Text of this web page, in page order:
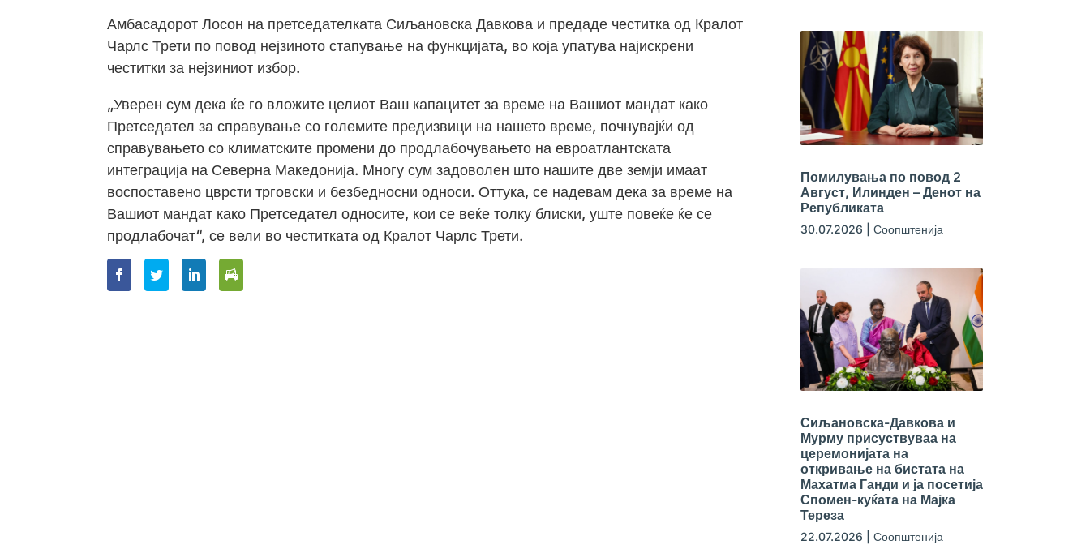
Амбасадорот Лосон на претседателката Сиљановска Давкова и предаде честитка од Кралот
Чарлс Трети по повод нејзиното стапување на функцијата, во која упатува најискрени
честитки за нејзиниот избор.
„Уверен сум дека ќе го вложите целиот Ваш капацитет за време на Вашиот мандат како
Претседател за справување со големите предизвици на нашето време, почнувајќи од
справувањето со климатските промени до продлабочувањето на евроатлантската
интеграција на Северна Македонија. Многу сум задоволен што нашите две земји имаат
воспоставено цврсти трговски и безбедносни односи. Оттука, се надевам дека за време на
Вашиот мандат како Претседател односите, кои се веќе толку блиски, уште повеќе ќе се
продлабочат“, се вели во честитката од Кралот Чарлс Трети.
Помилувања по повод 2
Август, Илинден – Денот на
Републиката
30.07.2026 Соопштенија
Сиљановска-Давкова и
Мурму присуствуваа на
церемонијата на
откривање на бистата на
Махатма Ганди и ја посетија
Спомен-куќата на Мајка
Тереза
22.07.2026 Соопштенија